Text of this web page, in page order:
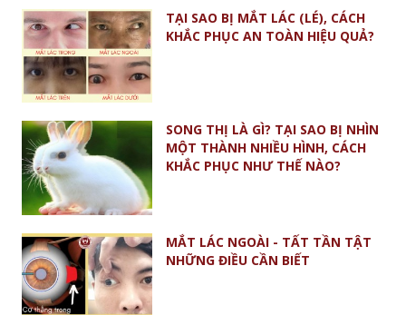
TẠI SAO BỊ MẮT LÁC (LÉ), CÁCH
KHẮC PHỤC AN TOÀN HIỆU QUẢ?
SONG THỊ LÀ GÌ? TẠI SAO BỊ NHÌN
MỘT THÀNH NHIỀU HÌNH, CÁCH
KHẮC PHỤC NHƯ THẾ NÀO?
MẮT LÁC NGOÀI - TẤT TẦN TẬT
NHỮNG ĐIỀU CẦN BIẾT